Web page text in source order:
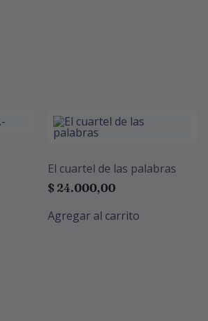
El cuartel de las palabras
$ 24.000,00
Agregar al carrito